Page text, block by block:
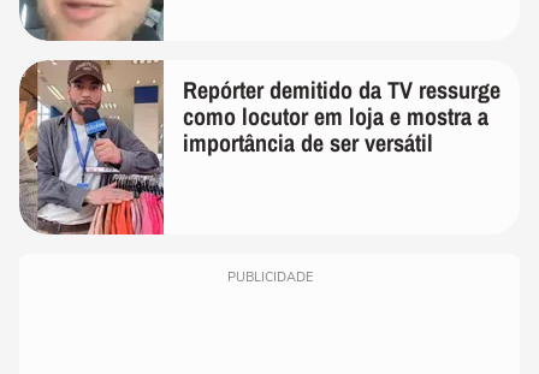
Repórter demitido da TV ressurge
como locutor em loja e mostra a
importância de ser versátil
PUBLICIDADE